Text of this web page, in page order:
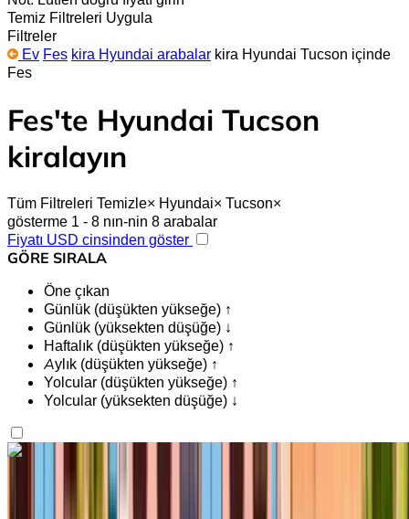
Temiz Filtreleri Uygula
Filtreler
Ev Fes kira Hyundai arabalar kira Hyundai Tucson içinde
Fes
Fes'te Hyundai Tucson
kiralayın
Tüm Filtreleri Temizle× Hyundai× Tucson×
gösterme 1 - 8 nın-nin 8 arabalar
Fiyatı USD cinsinden göster
GÖRE SIRALA
Öne çıkan
Günlük (düşükten yükseğe) ↑
Günlük (yüksekten düşüğe) ↓
Haftalık (düşükten yükseğe) ↑
Aylık (düşükten yükseğe) ↑
Yolcular (düşükten yükseğe) ↑
Yolcular (yüksekten düşüğe) ↓
İlgini çekti mi?
Hyundai Tucson 2023